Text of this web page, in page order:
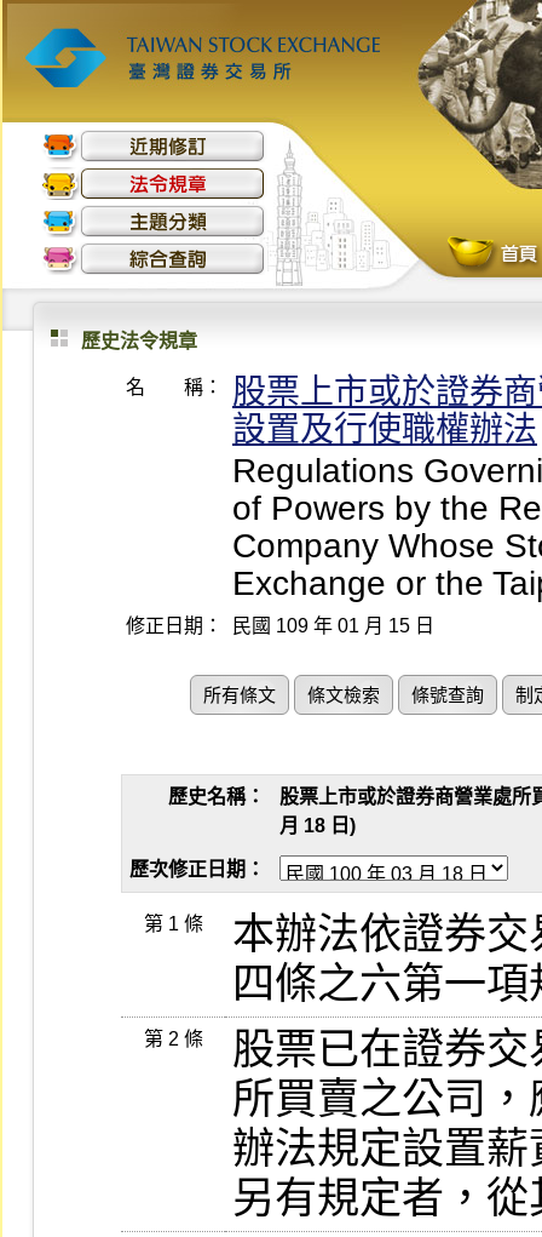
歷史法令規章
名 稱：
股票上市或於證券
設置及行使職權辦法
Regulations
of Powers by the
Company Whose
Exchange or the
修正日期： 民國 109 年 01 月 15 日
所有條文 條文檢索 條號查詢 制
歷史名稱：
股票上市或於證券商營業處所
月 18 日)
歷次修正日期：
第 1 條
本辦法依證券
四條之六第一
第 2 條
股票已在證券
所買賣之公司
辦法規定設置
另有規定者，